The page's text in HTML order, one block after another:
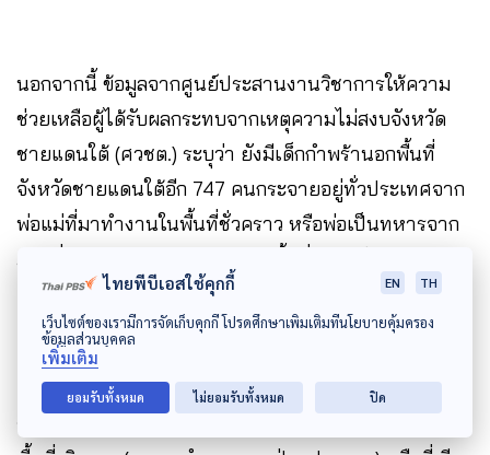
นอกจากนี้ ข้อมูลจากศูนย์ประสานงานวิชาการให้ความ
ช่วยเหลือผู้ได้รับผลกระทบจากเหตุความไม่สงบจังหวัด
ชายแดนใต้ (ศวชต.) ระบุว่า ยังมีเด็กกำพร้านอกพื้นที่
จังหวัดชายแดนใต้อีก 747 คนกระจายอยู่ทั่วประเทศจาก
พ่อแม่ที่มาทำงานในพื้นที่ชั่วคราว หรือพ่อเป็นทหารจาก
ภาคอื่นมาเสียชีวิตจากภารกิจในพื้นที่ เป็นเด็กพุทธ 627
คน และอิสลาม 120 คน
เด็กกำพร้าจากสถานการณ์ความรุนแรงจะได้รับการดูแล
ไทยพีบีเอสใช้คุกกี้ EN TH
เว็บไซต์ของเรามีการจัดเก็บคุกกี้ โปรดศึกษาเพิ่มเติมที่นโยบายคุ้มครอง
ข้อมูลส่วนบุคคล
เพิ่มเติม
ยอมรับทั้งหมด ไม่ยอมรับทั้งหมด ปิด